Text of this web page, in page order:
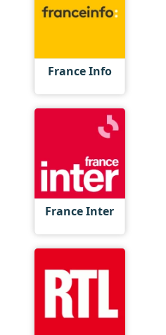
France Info
France Inter